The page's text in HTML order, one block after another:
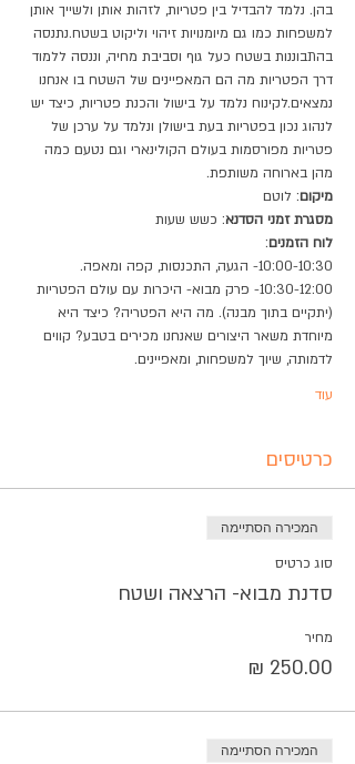
בהן. נלמד להבדיל בין פטריות, לזהות אותן ולשייך אותן
למשפחות כמו גם מיומנויות זיהוי וליקוט בשטח.​נתנסה
בהתבוננות בשטח כעל גוף וסביבת מחיה, וננסה ללמוד
דרך הפטריות מה הם המאפיינים של השטח בו אנחנו
נמצאים.לקינוח נלמד על בישול והכנת פטריות, כיצד יש
לנהוג נכון בפטריות בעת בישולן ונלמד על ערכן של
פטריות מפורסמות בעולם הקולינארי וגם נטעם כמה
מהן בארוחה משותפת.
מיקום: לוטם
מסגרת זמני הסדנא: כשש שעות
לוח הזמנים:
10:00-10:30- הגעה, התכנסות, קפה ומאפה.
10:30-12:00- פרק מבוא- היכרות עם עולם הפטריות
(יתקיים בתוך מבנה). מה היא הפטריה? כיצד היא
מיוחדת משאר היצורים שאנחנו מכירים בטבע? קווים
לדמותה, שיוך למשפחות, ומאפיינים.
עוד
כרטיסים
המכירה הסתיימה
סוג כרטיס
סדנת מבוא- הרצאה ושטח
מחיר
המכירה הסתיימה